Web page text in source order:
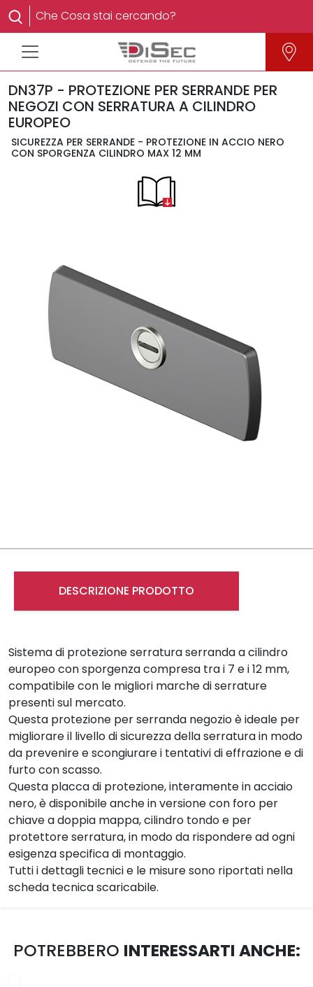
DN37P - PROTEZIONE PER SERRANDE PER
NEGOZI CON SERRATURA A CILINDRO
EUROPEO
SICUREZZA PER SERRANDE - PROTEZIONE IN ACCIO NERO
CON SPORGENZA CILINDRO MAX 12 MM
DESCRIZIONE PRODOTTO
Sistema di protezione serratura serranda a cilindro
europeo con sporgenza compresa tra i 7 e i 12 mm,
compatibile con le migliori marche di serrature
presenti sul mercato.
Questa protezione per serranda negozio è ideale per
migliorare il livello di sicurezza della serratura in modo
da prevenire e scongiurare i tentativi di effrazione e di
furto con scasso.
Questa placca di protezione, interamente in acciaio
nero, è disponibile anche in versione con foro per
chiave a doppia mappa, cilindro tondo e per
protettore serratura, in modo da rispondere ad ogni
esigenza specifica di montaggio.
Tutti i dettagli tecnici e le misure sono riportati nella
scheda tecnica scaricabile.
POTREBBERO INTERESSARTI ANCHE: